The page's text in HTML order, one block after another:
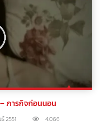
ภารกิจก่อนนอน
2551 4,066